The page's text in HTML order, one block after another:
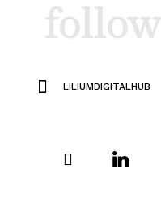
follow
LILIUMDIGITALHUB